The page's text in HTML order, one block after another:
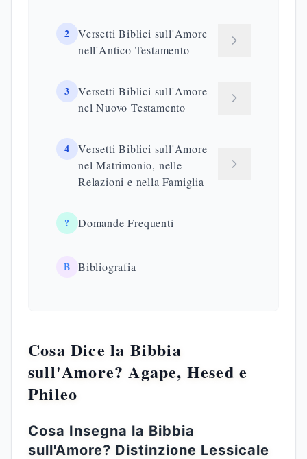
2
Versetti Biblici sull'Amore
nell'Antico Testamento
3
Versetti Biblici sull'Amore
nel Nuovo Testamento
4
Versetti Biblici sull'Amore
nel Matrimonio, nelle
Relazioni e nella Famiglia
? Domande Frequenti
B Bibliografia
Cosa Dice la Bibbia
sull'Amore? Agape, Hesed e
Phileo
Cosa Insegna la Bibbia
sull'Amore? Distinzione Lessicale